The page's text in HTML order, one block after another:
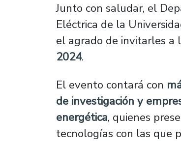
Junto con saludar, el
Eléctrica de la
el agrado de invitarles a
2024.
El evento contará con
de investigación y
energética, quienes
tecnologías con las que